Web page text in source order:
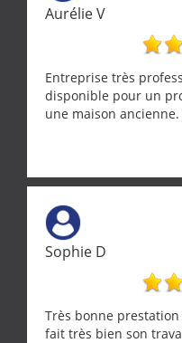
Aurélie V
Entreprise très
disponible pour un
une maison ancienne.
Sophie D
Très bonne
fait très bien son